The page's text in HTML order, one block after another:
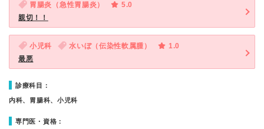
胃腸炎（急性胃腸炎）
5.0
親切！！
小児科 水いぼ（伝染性軟属腫）
1.0
最悪
診療科目：
内科、胃腸科、小児科
専門医・資格：